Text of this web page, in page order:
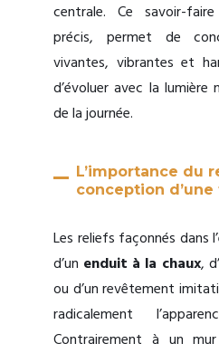
centrale. Ce savoir-
précis, permet de
vivantes, vibrantes et
d’évoluer avec la
de la journée.
L’importance du
conception
Les reliefs façonnés dans
d’un enduit à la chaux,
ou d’un revêtement
radicalement
Contrairement à un